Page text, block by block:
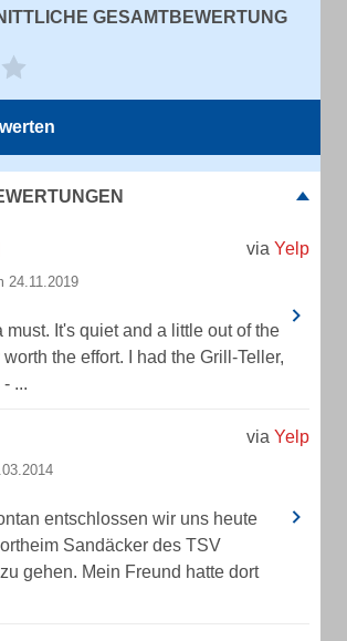
GESAMTBEWERTUNG
via Yelp
24.11.2019
must. It's quiet and a little out of the
the effort. I had the Grill-Teller,
...
via Yelp
entschlossen wir uns heute
Sandäcker des TSV
gehen. Mein Freund hatte dort